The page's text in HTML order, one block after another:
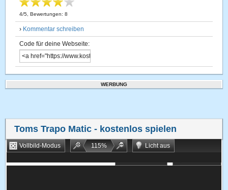
4/5 , Bewertungen:8
› Kommentar schreiben
Code für deine Webseite:
WERBUNG
Toms Trapo Matic - kostenlos spielen
Vollbild-Modus 115%
Licht aus